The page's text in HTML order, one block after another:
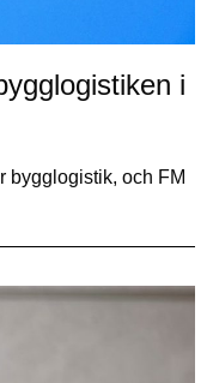
i
bygglogistik, och FM